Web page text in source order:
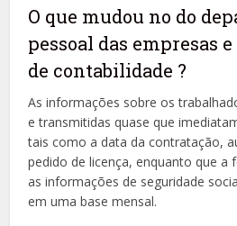
O que mudou no do
pessoal das empresas
de contabilidade ?
As informações sobre os
e transmitidas quase que
tais como a data da contratação,
pedido de licença, enquanto que a
as informações de seguridade
em uma base mensal.